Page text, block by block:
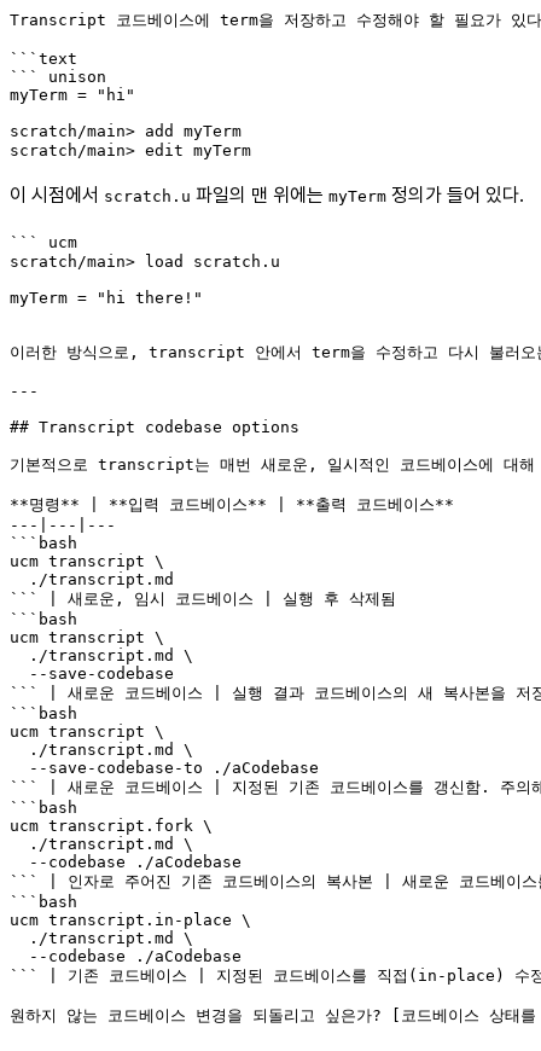
Transcript 코드베이스에 term을 저장하고 수정해야 할 필요가
```text
``` unison
scratch/main> add myTerm
scratch/main> edit myTerm
이 시점에서 scratch.u 파일의 맨 위에는 myTerm 정의가 들어 있다.
``` ucm
scratch/main> load scratch.u
myTerm = "hi there!"
이러한 방식으로, transcript 안에서 term을 수정하고 다시 불러오
---
## Transcript codebase options
기본적으로 transcript는 매번 새로운, 일시적인 코드베이스에 대
**명령** | **입력 코드베이스** | **출력 코드베이스**
---|---|---
```bash
ucm transcript \
  ./transcript.md
``` | 새로운, 임시 코드베이스 | 실행 후 삭제됨
```bash
ucm transcript \
  ./transcript.md \
  --save-codebase
``` | 새로운 코드베이스 | 실행 결과 코드베이스의 새 복사본을 저
```bash
ucm transcript \
  ./transcript.md \
  --save-codebase-to ./aCodebase
``` | 새로운 코드베이스 | 지정된 기존 코드베이스를 갱신함. 주의
```bash
ucm transcript.fork \
  ./transcript.md \
  --codebase ./aCodebase
``` | 인자로 주어진 기존 코드베이스의 복사본 | 새로운 코드베이스
```bash
ucm transcript.in-place \
  ./transcript.md \
  --codebase ./aCodebase
``` | 기존 코드베이스 | 지정된 코드베이스를 직접(in-place) 수
원하지 않는 코드베이스 변경을 되돌리고 싶은가? [코드베이